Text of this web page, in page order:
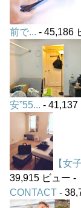
前で... - 45,186
安”55... - 41,137
【女
39,915 ビュー -
CONTACT -